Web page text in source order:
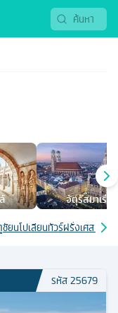
จัตุรัสมาเรียน
ยนโปเลียนทัวร์ฝรั่งเศส 8 วัน
รหัส25679